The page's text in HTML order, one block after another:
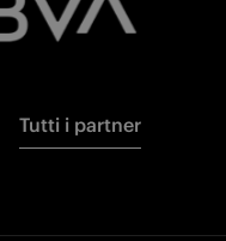
Tutti i partner